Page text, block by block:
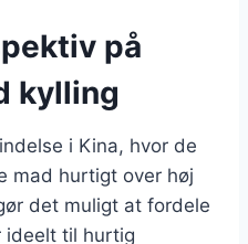
på
kylling
i Kina, hvor de
mad hurtigt over høj
det muligt at fordele
til hurtig